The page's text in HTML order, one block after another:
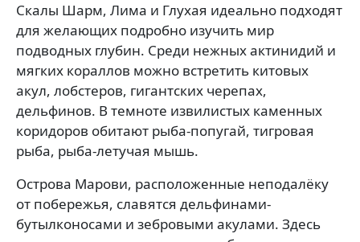
Скалы Шарм, Лима и Глухая идеально подходят
для желающих подробно изучить мир
подводных глубин. Среди нежных актинидий и
мягких кораллов можно встретить китовых
акул, лобстеров, гигантских черепах,
дельфинов. В темноте извилистых каменных
коридоров обитают рыба-попугай, тигровая
рыба, рыба-летучая мышь.
Острова Марови, расположенные неподалёку
от побережья, славятся дельфинами-
бутылконосами и зебровыми акулами. Здесь